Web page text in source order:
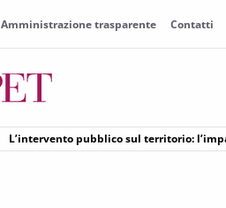
Amministrazione trasparente Contatti
L’intervento pubblico sul territorio: